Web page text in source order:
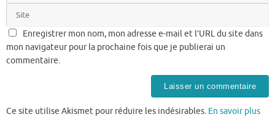
Enregistrer mon nom, mon adresse e-mail et l’URL du site dans
mon navigateur pour la prochaine fois que je publierai un
commentaire.
Ce site utilise Akismet pour réduire les indésirables. En savoir plus